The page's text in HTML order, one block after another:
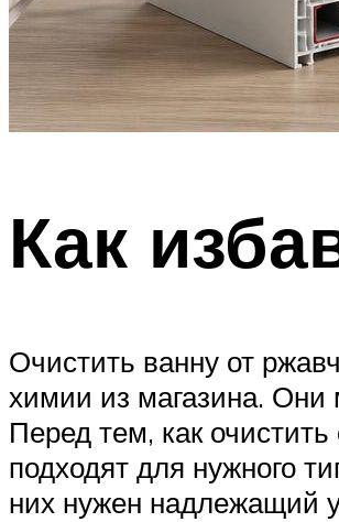
Как
Очистить ванну от
химии из магазина. Они
Перед тем, как
подходят для нужного
них нужен надлежащий